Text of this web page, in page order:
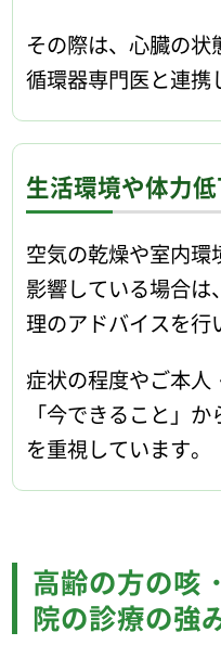
その際は、心臓の
循環器専門医と連携
生活環境や体力
空気の乾燥や室内
影響している場合
理のアドバイスを行
症状の程度やご本人
「今できること」
を重視しています。
高齢の方の咳
院の診療の強